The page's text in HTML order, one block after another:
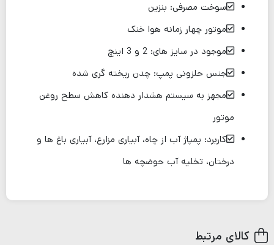
سوخت مصرفی: بنزین
موتور چهار زمانه هوا خنک
موجود در سایز های: 2 و 3 اینچ
جنس حلزونی پمپ: چدن ریخته گری شده
مجهز به سیستم هشدار دهنده کاهش سطح روغن
موتور
کاربرد: پمپاژ آب از چاه، آبیاری مزارع، آبیاری باغ ها و
درختان، تخلیه آب حوضچه ها
کالای مرتبط